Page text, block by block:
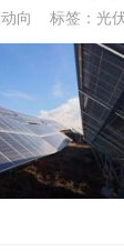
向 标签： 光